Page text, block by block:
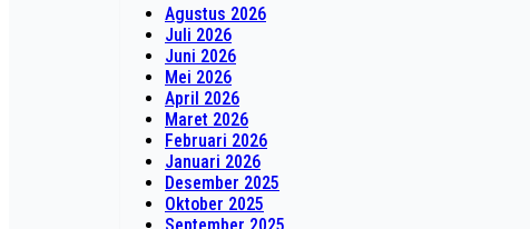
Agustus 2026
Juli 2026
Juni 2026
Mei 2026
April 2026
Maret 2026
Februari 2026
Januari 2026
Desember 2025
Oktober 2025